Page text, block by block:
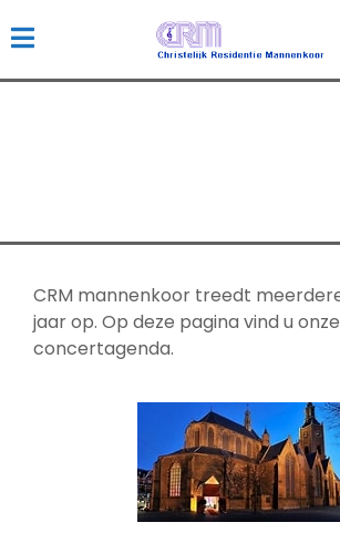
CRM mannenkoor treedt
jaar op. Op deze pagina vind u onze
concertagenda.